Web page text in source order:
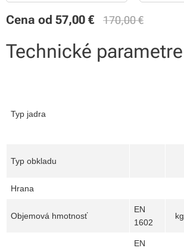
Cena od 57,00 € 170,00€
Technické
Typ jadra
Typ obkladu
Hrana
Objemová hmotnosť
EN
1602
EN